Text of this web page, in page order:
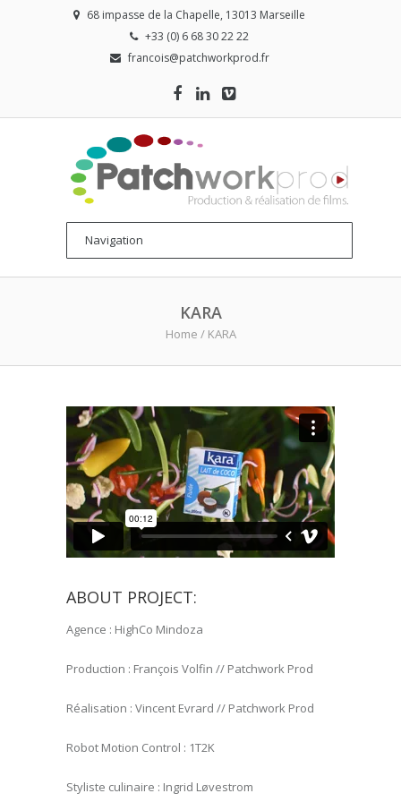
68 impasse de la Chapelle, 13013 Marseille
+33 (0) 6 68 30 22 22
francois@patchworkprod.fr
KARA
Home / KARA
ABOUT PROJECT:
Agence : HighCo Mindoza
Production : François Volfin // Patchwork Prod
Réalisation : Vincent Evrard // Patchwork Prod
Robot Motion Control : 1T2K
Styliste culinaire : Ingrid Løvestrom